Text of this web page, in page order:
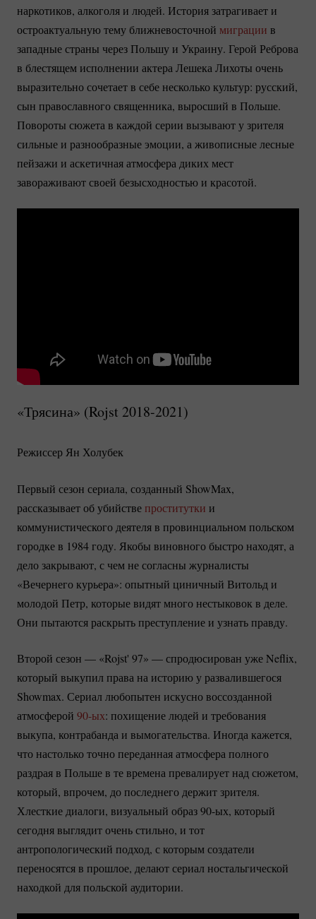
наркотиков, алкоголя и людей. История затрагивает и
остроактуальную тему ближневосточной миграции в
западные страны через Польшу и Украину. Герой Реброва
в блестящем исполнении актера Лешека Лихоты очень
выразительно сочетает в себе несколько культур: русский,
сын православного священника, выросший в Польше.
Повороты сюжета в каждой серии вызывают у зрителя
сильные и разнообразные эмоции, а живописные лесные
пейзажи и аскетичная атмосфера диких мест
завораживают своей безысходностью и красотой.
«Трясина» (Rojst 2018-2021)
Режиссер Ян Холубек
Первый сезон сериала, созданный ShowMax,
рассказывает об убийстве проститутки и
коммунистического деятеля в провинциальном польском
городке в 1984 году. Якобы виновного быстро находят, а
дело закрывают, с чем не согласны журналисты
«Вечернего курьера»: опытный циничный Витольд и
молодой Петр, которые видят много нестыковок в деле.
Они пытаются раскрыть преступление и узнать правду.
Второй сезон — «Rojst' 97» — спродюсирован уже Neflix,
который выкупил права на историю у развалившегося
Showmax. Сериал любопытен искусно воссозданной
атмосферой 90-ых: похищение людей и требования
выкупа, контрабанда и вымогательства. Иногда кажется,
что настолько точно переданная атмосфера полного
раздрая в Польше в те времена превалирует над сюжетом,
который, впрочем, до последнего держит зрителя.
Хлесткие диалоги, визуальный образ90-ых, который
сегодня выглядит очень стильно, и тот
антропологический подход, с которым создатели
переносятся в прошлое, делают сериал ностальгической
находкой для польской аудитории.